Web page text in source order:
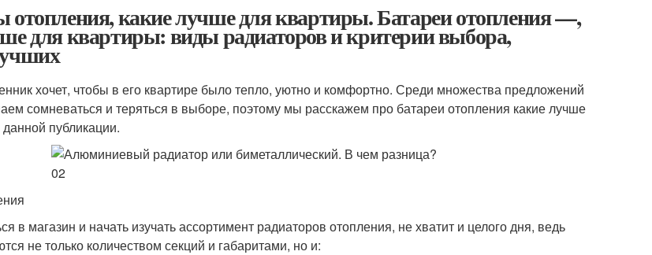
отопления, какие лучше для квартиры. Батареи отопления —,
для квартиры: виды радиаторов и критерии выбора,
хочет, чтобы в его квартире было тепло, уютно и комфортно. Среди множества предложений
сомневаться и теряться в выборе, поэтому мы расскажем про батареи отопления какие лучше
публикации.
в магазин и начать изучать ассортимент радиаторов отопления, не хватит и целого дня, ведь
не только количеством секций и габаритами, но и: